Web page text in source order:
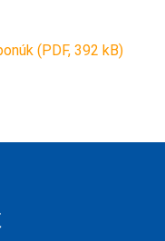
(PDF, 392 kB)